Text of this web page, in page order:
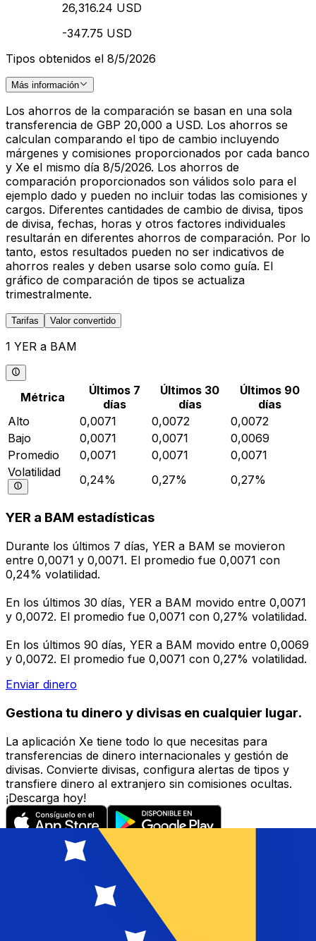
26,316.24 USD
-347.75 USD
Tipos obtenidos el 8/5/2026
Más información
Los ahorros de la comparación se basan en una sola
transferencia de GBP 20,000 a USD. Los ahorros se
calculan comparando el tipo de cambio incluyendo
márgenes y comisiones proporcionados por cada banco
y Xe el mismo día 8/5/2026. Los ahorros de
comparación proporcionados son válidos solo para el
ejemplo dado y pueden no incluir todas las comisiones y
cargos. Diferentes cantidades de cambio de divisa, tipos
de divisa, fechas, horas y otros factores individuales
resultarán en diferentes ahorros de comparación. Por lo
tanto, estos resultados pueden no ser indicativos de
ahorros reales y deben usarse solo como guía. El
gráfico de comparación de tipos se actualiza
trimestralmente.
Tarifas Valor convertido
1 YER a BAM
Métrica
Últimos 7
días
Últimos 30
días
Últimos 90
días
Alto
0,0071 0,0072
0,0072
Bajo
0,0071 0,0071
0,0069
Promedio
0,0071 0,0071
0,0071
Volatilidad
0,24% 0,27% 0,27%
YER a BAM estadísticas
Durante los últimos 7 días, YER a BAM se movieron
entre 0,0071 y 0,0071. El promedio fue 0,0071 con
0,24% volatilidad.
En los últimos 30 días, YER a BAM movido entre 0,0071
y 0,0072. El promedio fue 0,0071 con 0,27% volatilidad.
En los últimos 90 días, YER a BAM movido entre 0,0069
y 0,0072. El promedio fue 0,0071 con 0,27% volatilidad.
Enviar dinero
Gestiona tu dinero y divisas en cualquier lugar.
La aplicación Xe tiene todo lo que necesitas para
transferencias de dinero internacionales y gestión de
divisas. Convierte divisas, configura alertas de tipos y
transfiere dinero al extranjero sin comisiones ocultas.
¡Descarga hoy!